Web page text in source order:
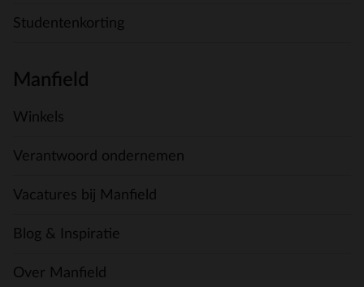
Studentenkorting
Manfield
Winkels
Verantwoord ondernemen
Vacatures bij Manfield
Blog & Inspiratie
Over Manfield